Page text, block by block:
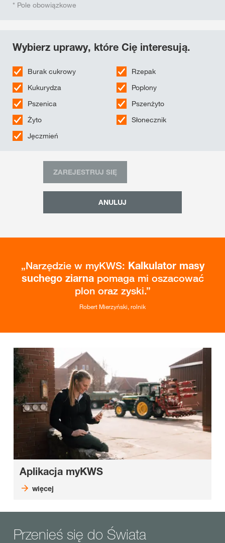
* Pole obowiązkowe
Wybierz uprawy, które Cię interesują.
Burak cukrowy
Kukurydza
Pszenica
Żyto
Jęczmień
Rzepak
Poplony
Pszenżyto
Słonecznik
ANULUJ
ZAREJESTRUJ SIĘ
Narzędzie w myKWS: Kalkulator masy
suchego ziarna pomaga mi oszacować
plon oraz zyski.
Robert Mierzyński, rolnik
Aplikacja myKWS
więcej
Przenieś się do Świata